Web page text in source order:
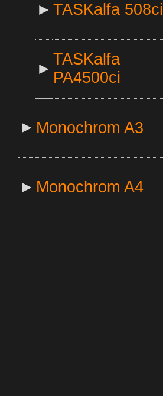
► TASKalfa 508ci
►
TASKalfa
PA4500ci
► Monochrom A3
► Monochrom A4